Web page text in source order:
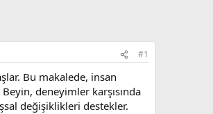
#1
Bu makalede, insan
deneyimler karşısında
değişiklikleri destekler.